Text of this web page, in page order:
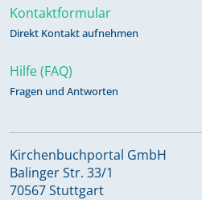
Kontaktformular
Direkt Kontakt aufnehmen
Hilfe (FAQ)
Fragen und Antworten
Kirchenbuchportal GmbH
Balinger Str. 33/1
70567 Stuttgart